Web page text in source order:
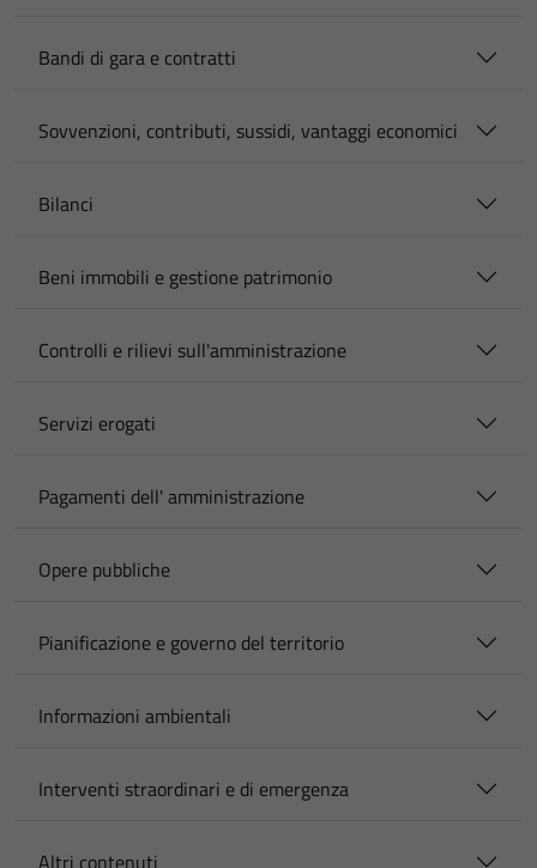
Bandi di gara e contratti
Sovvenzioni, contributi, sussidi, vantaggi economici
Bilanci
Beni immobili e gestione patrimonio
Controlli e rilievi sull'amministrazione
Servizi erogati
Pagamenti dell' amministrazione
Opere pubbliche
Pianificazione e governo del territorio
Informazioni ambientali
Interventi straordinari e di emergenza
Altri contenuti